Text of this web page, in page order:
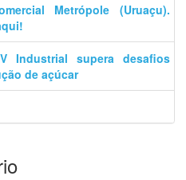
Metrópole (Uruaçu).
Industrial supera desafios
de açúcar